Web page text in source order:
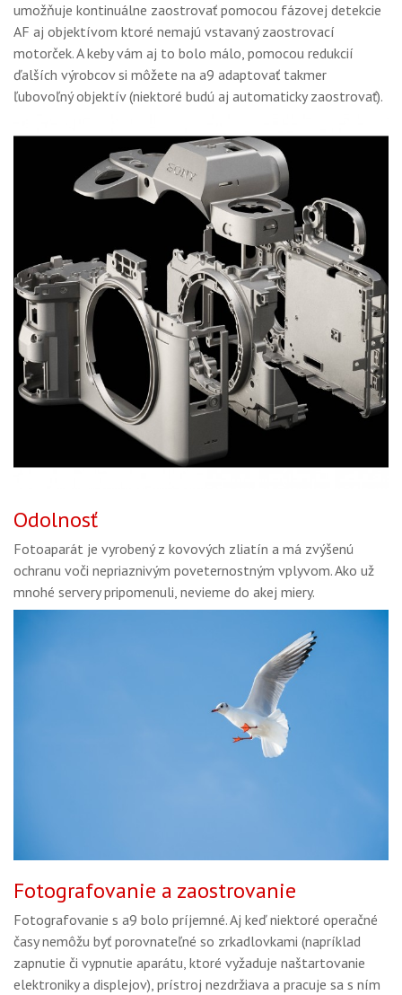
umožňuje kontinuálne zaostrovať pomocou fázovej detekcie
AF aj objektívom ktoré nemajú vstavaný zaostrovací
motorček. A keby vám aj to bolo málo, pomocou redukcií
ďalších výrobcov si môžete na a9 adaptovať takmer
ľubovoľný objektív (niektoré budú aj automaticky zaostrovať).
Odolnosť
Fotoaparát je vyrobený z kovových zliatín a má zvýšenú
ochranu voči nepriaznivým poveternostným vplyvom. Ako už
mnohé servery pripomenuli, nevieme do akej miery.
Fotografovanie a zaostrovanie
Fotografovanie s a9 bolo príjemné. Aj keď niektoré operačné
časy nemôžu byť porovnateľné so zrkadlovkami (napríklad
zapnutie či vypnutie aparátu, ktoré vyžaduje naštartovanie
elektroniky a displejov), prístroj nezdržiava a pracuje sa s ním